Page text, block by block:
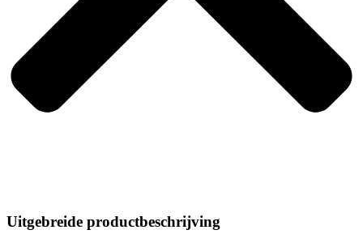
Uitgebreide productbeschrijving